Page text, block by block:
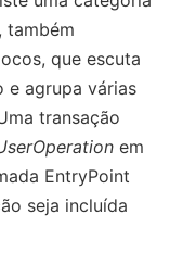
também
que escuta
e agrupa várias
transação
em
EntryPoint
seja incluída